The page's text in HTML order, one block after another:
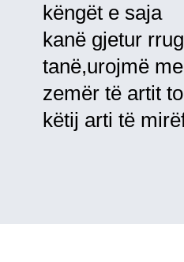
këngët e saja
kanë gjetur
tanë,urojmë
zemër të artit
këtij arti të